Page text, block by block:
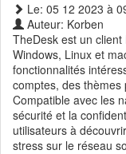
Le: 05 12 2023 à
Auteur: Korben
TheDesk est un
Windows, Linux et
fonctionnalités
comptes, des
Compatible avec les
sécurité et la
utilisateurs à
stress sur le réseau